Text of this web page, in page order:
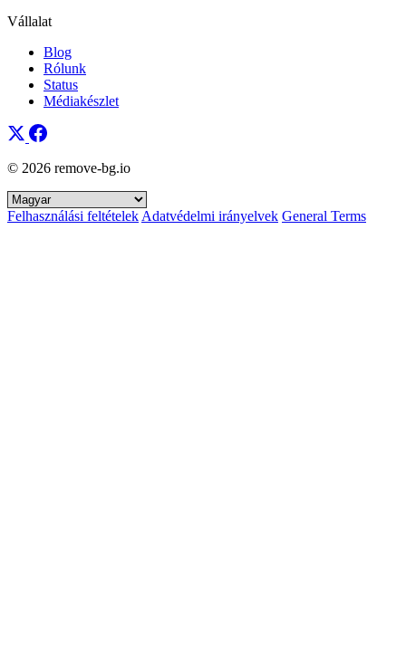
Vállalat
Blog
Rólunk
Status
Médiakészlet
© 2026 remove-bg.io
Felhasználási feltételek Adatvédelmi irányelvek General Terms